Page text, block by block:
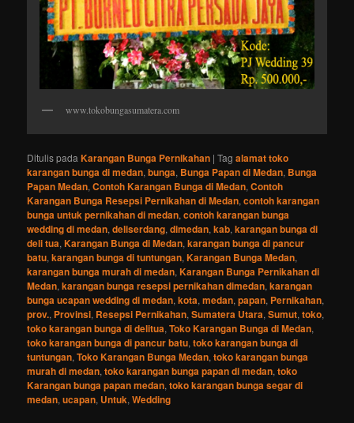
www.tokobungasumatera.com
Ditulis pada Karangan Bunga Pernikahan |Tag alamat toko
karangan bunga di medan,bunga, Bunga Papan di Medan, Bunga
Papan Medan,Contoh Karangan Bunga di Medan,Contoh
Karangan Bunga Resepsi Pernikahan di Medan,contoh karangan
bunga untuk pernikahan di medan,contoh karangan bunga
wedding di medan,deliserdang,dimedan,kab,karangan bunga di
deli tua,Karangan Bunga di Medan,karangan bunga di pancur
batu,karangan bunga di tuntungan,Karangan Bunga Medan,
karangan bunga murah di medan,Karangan Bunga Pernikahan di
Medan,karangan bunga resepsi pernikahan dimedan,karangan
bunga ucapan wedding di medan,kota,medan,papan, Pernikahan,
prov., Provinsi, Resepsi Pernikahan,Sumatera Utara,Sumut,toko,
toko karangan bunga di delitua,Toko Karangan Bunga di Medan,
toko karangan bunga di pancur batu,toko karangan bunga di
tuntungan,Toko Karangan Bunga Medan,toko karangan bunga
murah di medan,toko karangan bunga papan di medan,toko
Karangan bunga papan medan,toko karangan bunga segar di
medan,ucapan, Untuk,Wedding